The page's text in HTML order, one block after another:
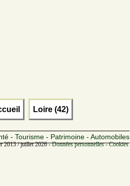
Loire (42)
- Tourisme - Patrimoine - Automobiles
2013 / juillet 2026 -Données personnelles -